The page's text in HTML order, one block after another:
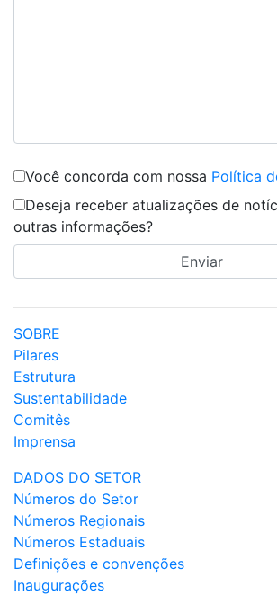
Você concorda com nossa Política
Deseja receber atualizações de
outras informações?
SOBRE
Pilares
Estrutura
Sustentabilidade
Comitês
Imprensa
DADOS DO SETOR
Números do Setor
Números Regionais
Números Estaduais
Definições e convenções
Inaugurações